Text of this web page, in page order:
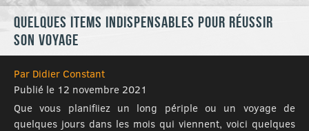
Quelques items indispensables pour réussir
son voyage
Par Didier Constant
Publié le 12 novembre 2021
Que vous planifiiez un long périple ou un voyage de
quelques jours dans les mois qui viennent, voici quelques